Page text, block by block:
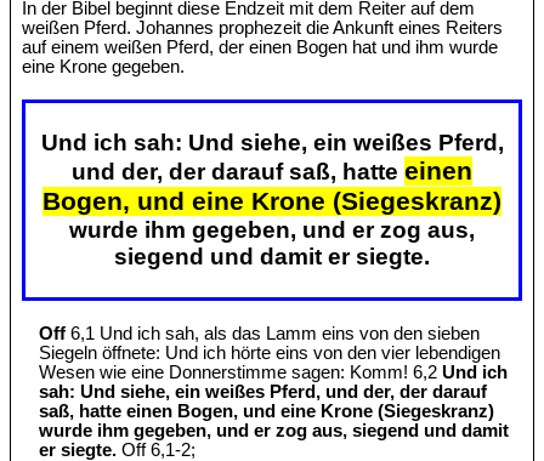
In der Bibel beginnt diese Endzeit mit dem Reiter auf dem
weißen Pferd. Johannes prophezeit die Ankunft eines Reiters
auf einem weißen Pferd, der einen Bogen hat und ihm wurde
eine Krone gegeben.
Und ich sah: Und siehe, ein weißes Pferd,
und der, der darauf saß, hatte einen
Bogen, und eine Krone (Siegeskranz)
wurde ihm gegeben, und er zog aus,
siegend und damit er siegte.
Off 6,1 Und ich sah, als das Lamm eins von den sieben
Siegeln öffnete: Und ich hörte eins von den vier lebendigen
Wesen wie eine Donnerstimme sagen: Komm! 6,2Und ich
sah: Und siehe, ein weißes Pferd, und der, der darauf
saß, hatte einen Bogen, und eine Krone (Siegeskranz)
wurde ihm gegeben, und er zog aus, siegend und damit
er siegte. Off 6,1-2;